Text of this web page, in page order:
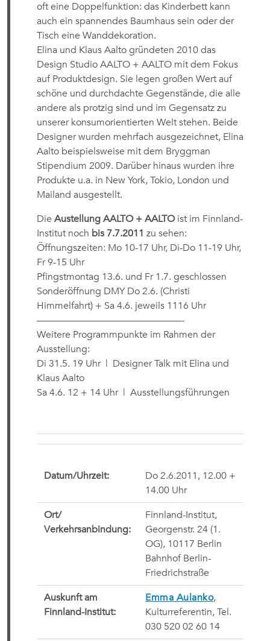
oft eine Doppelfunktion: das Kinderbett kann
auch ein spannendes Baumhaus sein oder der
Tisch eine Wanddekoration.
Elina und Klaus Aalto gründeten 2010 das
Design Studio AALTO + AALTO mit dem Fokus
auf Produktdesign. Sie legen großen Wert auf
schöne und durchdachte Gegenstände, die alle
andere als protzig sind und im Gegensatz zu
unserer konsumorientierten Welt stehen. Beide
Designer wurden mehrfach ausgezeichnet, Elina
Aalto beispielsweise mit dem Bryggman
Stipendium 2009. Darüber hinaus wurden ihre
Produkte u.a. in New York, Tokio, London und
Mailand ausgestellt.
Die Austellung AALTO + AALTOist im Finnland-
Institut noch bis 7.7.2011 zu sehen:
Öffnungszeiten: Mo 10-17 Uhr, Di-Do 11-19 Uhr,
Fr 9-15 Uhr
Pfingstmontag 13.6. und Fr 1.7. geschlossen
Sonderöffnung DMY Do 2.6. (Christi
Himmelfahrt) + Sa 4.6. jeweils 1116 Uhr
———————————————-
Weitere Programmpunkte im Rahmen der
Ausstellung:
Di 31.5. 19 Uhr | Designer Talk mit Elina und
Klaus Aalto
Sa 4.6. 12 + 14 Uhr | Ausstellungsführungen
Datum/Uhrzeit:
Do 2.6.2011, 12.00 +
14.00 Uhr
Ort/
Verkehrsanbindung:
Finnland-Institut,
Georgenstr. 24 (1.
OG), 10117 Berlin
Bahnhof Berlin-
Friedrichstraße
Auskunft am
Finnland-Institut:
Emma Aulanko,
Kulturreferentin, Tel.
030 520 02 60 14